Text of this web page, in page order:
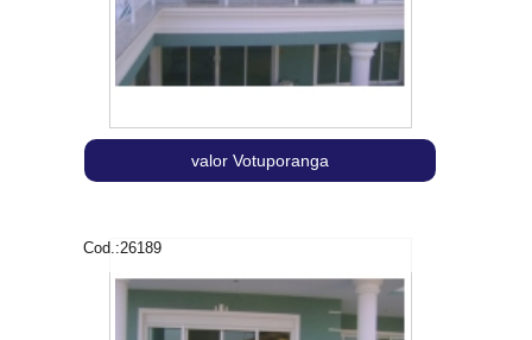
valor Votuporanga
Cod.:26189